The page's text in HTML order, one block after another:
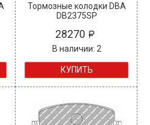
Тормозные колодки DBA
DB2375SP
28270
В наличии: 2
КУПИТЬ